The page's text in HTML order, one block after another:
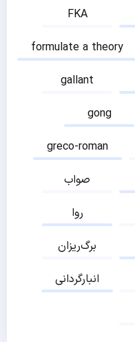
FKA
formulate a theory
gallant
gong
greco-roman
صواب
روا
برگ‌ریزان
انبارگردانی